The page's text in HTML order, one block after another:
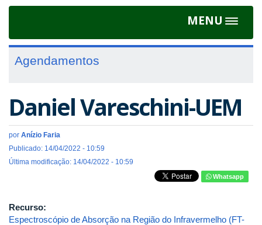
MENU
Toggle
Agendamentos
Daniel Vareschini-UEM
por Anízio Faria
Publicado: 14/04/2022 - 10:59
Última modificação: 14/04/2022 - 10:59
Whatsapp
Recurso:
Espectroscópio de Absorção na Região do Infravermelho (FT-